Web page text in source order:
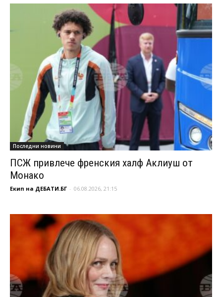
Последни новини
ПСЖ привлече френския халф Аклиуш от
Монако
Екип на ДЕБАТИ.БГ - 06.08.2026, 21:15